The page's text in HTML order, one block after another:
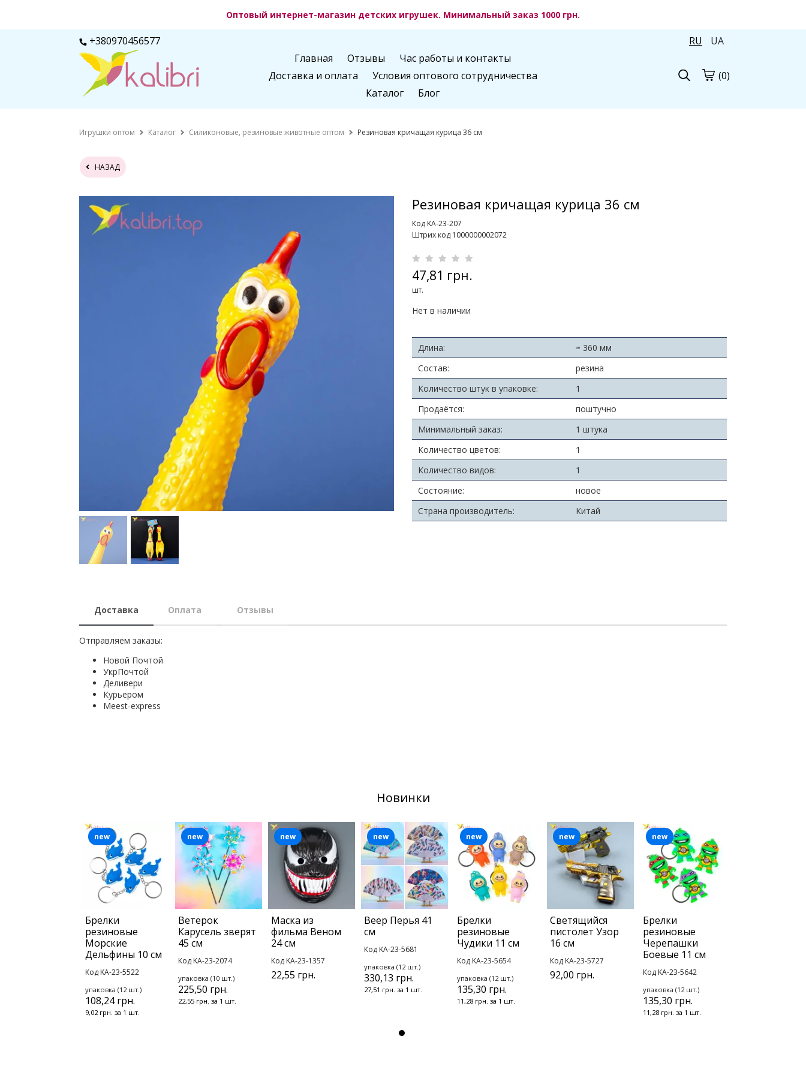
Оптовый интернет-магазин детских игрушек. Минимальный заказ 1000 грн.
+380970456577 RU
UA
Главная
Отзывы
Час работы и контакты
Доставка и оплата
Условия оптового сотрудничества
Каталог
Блог
(0)
Игрушки оптом Каталог Силиконовые, резиновые животные оптом Резиновая кричащая курица 36 см
НАЗАД
Резиновая кричащая курица 36 см
Код KA-23-207
Штрих код 1000000002072
47,81 грн.
шт.
Нет в наличии
Длина:
≈ 360 мм
Состав:
резина
Количество штук в упаковке:
1
Продаётся:
поштучно
Минимальный заказ:
1 штука
Количество цветов:
1
Количество видов:
1
Состояние:
новое
Страна производитель:
Китай
Доставка Оплата Отзывы
Отправляем заказы:
Новой Почтой
УкрПочтой
Деливери
Курьером
Мeest-express
Новинки
Брелки
резиновые
Морские
Дельфины 10 см
Код KA-23-5522
упаковка (12 шт.)
108,24 грн.
9,02 грн. за 1 шт.
new
Ветерок
Карусель зверят
45 см
Код KA-23-2074
упаковка (10 шт.)
225,50 грн.
22,55 грн. за 1 шт.
new
Маска из
фильма Веном
24 см
Код KA-23-1357
22,55 грн.
new
Веер Перья 41
см
Код KA-23-5681
упаковка (12 шт.)
330,13 грн.
27,51 грн. за 1 шт.
new
Брелки
резиновые
Чудики 11 см
Код KA-23-5654
упаковка (12 шт.)
135,30 грн.
11,28 грн. за 1 шт.
new
Светящийся
пистолет Узор
16 см
Код KA-23-5727
92,00 грн.
new
Брелки
резиновые
Черепашки
Боевые 11 см
Код KA-23-5642
упаковка (12 шт.)
135,30 грн.
11,28 грн. за 1 шт.
new